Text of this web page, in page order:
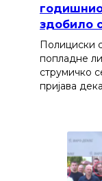
здобило
Полициски
попладне
струмичко
пријава